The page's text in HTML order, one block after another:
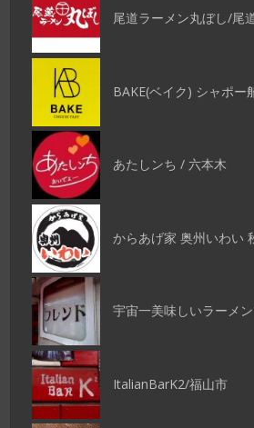
尾道ラーメン丸ぼし/尾
BAKE(ベイク) シャポー
あたしンち / 六本木
からあげ家 奥州いわい
宇宙一美味しいラーメ
ItalianBarK2/福山市